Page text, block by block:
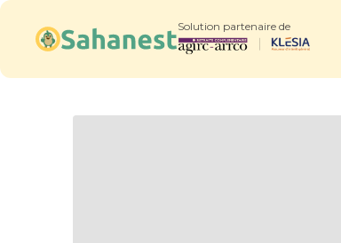
Solution partenaire de